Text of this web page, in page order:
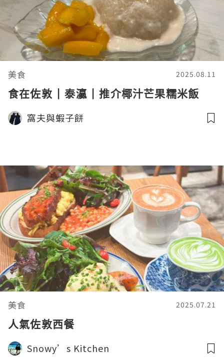
美食 2025.08.11
食在佐敦 | 泰灜 | 推介椰汁芒果糯米飯
窩夫與蝦子餅
美食 2025.07.21
人氣佐敦西餐
Snowy’s Kitchen